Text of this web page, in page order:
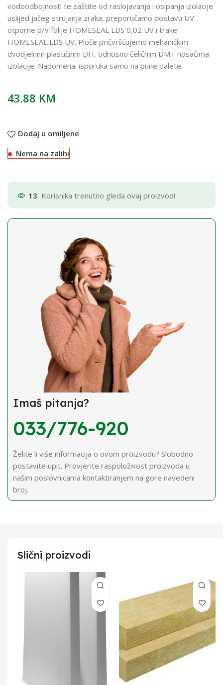
vodoodbojnosti te zaštite od raslojavanja i osipanja izolacije
uslijed jačeg strujanja zraka, preporučamo postavu UV
otporne p/v folije HOMESEAL LDS 0,02 UV i trake
HOMESEAL LDS UV. Ploče pričvršćujemo mehaničkim
dvodjelnim plastičnim DH, odnosno čeličnim DMT nosačima
izolacije. Napomena: isporuka samo na pune palete.
43.88 KM
Dodaj u omiljene
Nema na zalihi
13 Korisnika trenutno gleda ovaj proizvod!
Imaš pitanja?
033/776-920
Želite li više informacija o ovom proizvodu? Slobodno
postavite upit. Provjerite raspoloživost proizvoda u
našim poslovnicama kontaktiranjem na gore navedeni
broj.
Slični proizvodi